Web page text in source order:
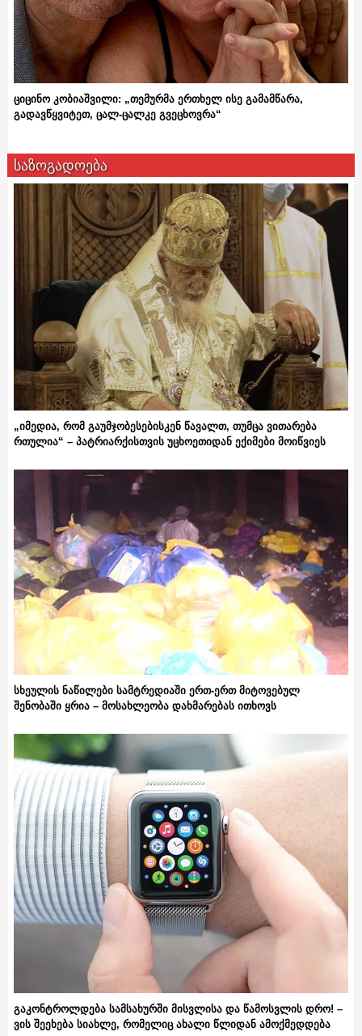
ციცინო კობიაშვილი: „თემურმა ერთხელ ისე გამამწარა,
გადავწყვიტეთ, ცალ-ცალკე გვეცხოვრა“
საზოგადოება
„იმედია, რომ გაუმჯობესებისკენ წავალთ, თუმცა ვითარება
რთულია“ – პატრიარქისთვის უცხოეთიდან ექიმები მოიწვიეს
სხეულის ნაწილები სამტრედიაში ერთ-ერთ მიტოვებულ
შენობაში ყრია – მოსახლეობა დახმარებას ითხოვს
გაკონტროლდება სამსახურში მისვლისა და წამოსვლის დრო! –
ვის შეეხება სიახლე, რომელიც ახალი წლიდან ამოქმედდება